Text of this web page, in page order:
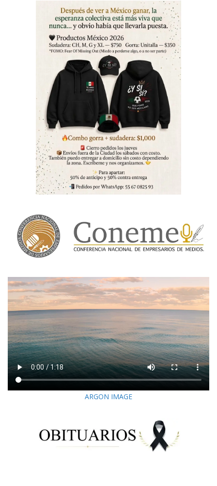
ARGON IMAGE